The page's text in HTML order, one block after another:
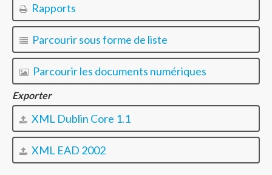
Rapports
Parcourir sous forme de liste
Parcourir les documents numériques
Exporter
XML Dublin Core 1.1
XML EAD 2002